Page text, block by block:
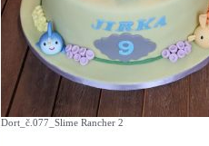
Dort_č.077_Slime Rancher 2